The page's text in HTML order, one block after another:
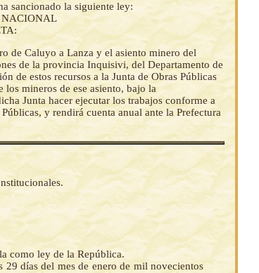
sancionado la siguiente ley:
NACIONAL
de Caluyo a Lanza y el asiento minero del
de la provincia Inquisivi, del Departamento de
de estos recursos a la Junta de Obras Públicas
mineros de ese asiento, bajo la
Junta hacer ejecutar los trabajos conforme a
y rendirá cuenta anual ante la Prefectura
como ley de la República.
días del mes de enero de mil novecientos